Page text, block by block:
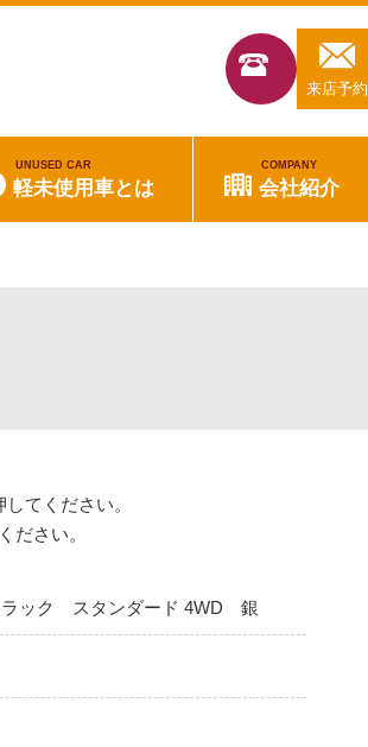
来店予約
UNUSED CAR
軽未使用車とは
COMPANY
会社紹介
てください。
ださい。
ック スタンダード 4WD 銀